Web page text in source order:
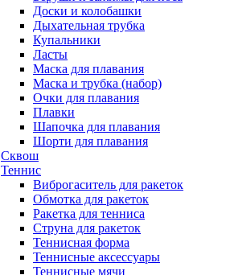
Доски и колобашки
Дыхательная трубка
Купальники
Ласты
Маска для плавания
Маска и трубка (набор)
Очки для плавания
Плавки
Шапочка для плавания
Шорти для плавания
Сквош
Теннис
Виброгаситель для ракеток
Обмотка для ракеток
Ракетка для тенниса
Струна для ракеток
Теннисная форма
Теннисные аксессуары
Теннисные мячи